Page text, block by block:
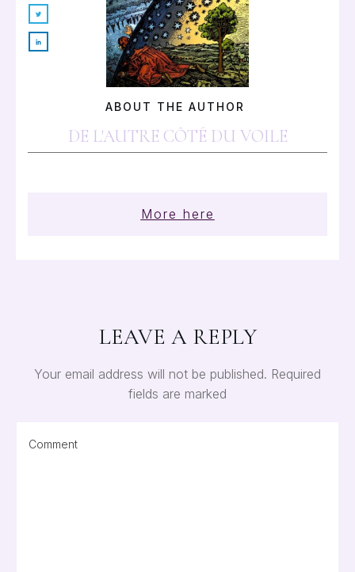
ABOUT THE AUTHOR
DE L'AUTRE CÔTÉ DU VOILE
More here
LEAVE A REPLY
Your email address will not be published. Required
fields are marked